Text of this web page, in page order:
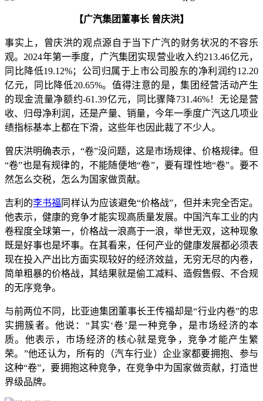
【广汽集团董事长 曾庆洪】
事实上，曾庆洪的观点源自于当下广汽的财务状况的不容乐
观。2024年第一季度，广汽集团实现营业收入约213.46亿元，
同比降低19.12%；公司归属于上市公司股东的净利润约12.20
亿元，同比降低20.65%。值得注意的是，集团经营活动产生
的现金流量净额约-61.39亿元，同比骤降731.46%！无论是营
收、归母净利润，还是产量、销量，今年一季度广汽这几项业
绩指标基本上都在下滑，这些年也因此裁了不少人。
曾庆洪明确表示，“卷”没问题，这是市场规律、价格规律。但
“卷”也是有规律的，不能随便地“卷”，要有理性地“卷”。要不
然怎么交税，怎么为国家做贡献。
吉利的李书福 同样认为应该避免“价格战”，但并未完全否定。
他表示，健康的竞争才能实现高质量发展。中国汽车工业的内
卷程度全球第一，价格战一浪高于一浪，举世无双，这种现象
既是好事也是坏事。在其看来，任何产业的健康发展都必须表
现在投入产出比方面实现较好的经济效益，无穷无尽的内卷，
简单粗暴的价格战，其结果就是偷工减料、造假售假、不合规
的无序竞争。
与前两位不同，比亚迪集团董事长王传福却是“行业内卷”的忠
实拥簇者。他说：“其实‘卷’是一种竞争，是市场经济的本
质。他表示，市场经济的核心就是竞争，竞争才能产生繁
荣。”他还认为，所有的（汽车行业）企业家都要拥抱、参与
这种“卷”，要拥抱这种竞争，在竞争中为国家做贡献，打造世
界级品牌。